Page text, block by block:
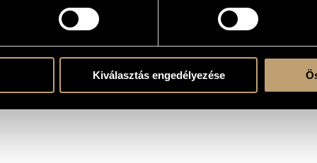
Kiválasztás engedélyezése
CD
/Szalóky Béla/Vajda Sándor